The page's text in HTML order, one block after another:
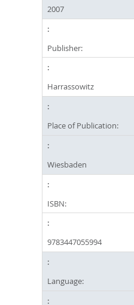
2007
Publisher:
Harrassowitz
Place of Publication:
Wiesbaden
ISBN:
9783447055994
Language: